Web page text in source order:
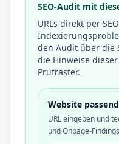
SEO-Audit mit
URLs direkt per
den Audit über die
die Hinweise
Prüfraster.
Website
URL eingeben und
und Onpage-